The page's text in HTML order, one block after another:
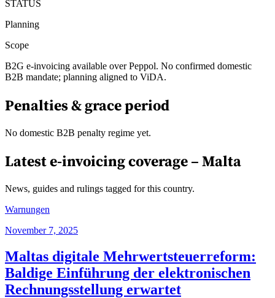
STATUS
Planning
Scope
B2G e-invoicing available over Peppol. No confirmed domestic
B2B mandate; planning aligned to ViDA.
Penalties & grace period
No domestic B2B penalty regime yet.
Latest e-invoicing coverage –Malta
News, guides and rulings tagged for this country.
Warnungen
November 7, 2025
Maltas digitale Mehrwertsteuerreform:
Baldige Einführung der elektronischen
Rechnungsstellung erwartet